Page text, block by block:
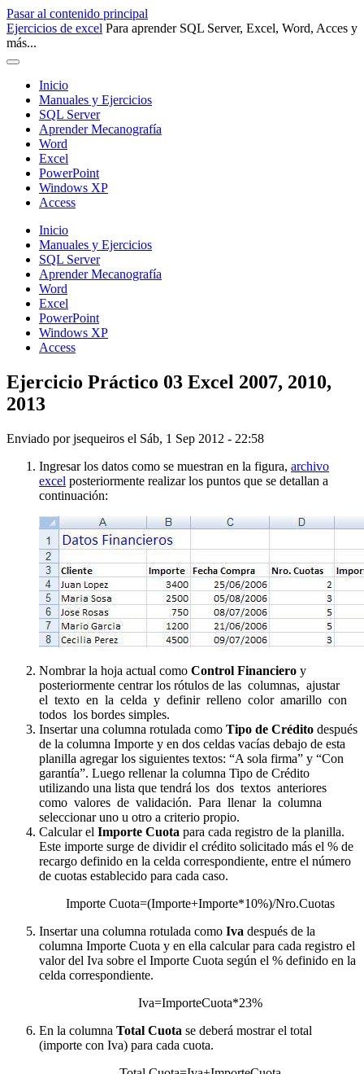
Pasar al contenido principal
Ejercicios de excel Para aprender SQL Server, Excel, Word, Acces y
más...
Inicio
Manuales y Ejercicios
SQL Server
Aprender Mecanografía
Word
Excel
PowerPoint
Windows XP
Access
Inicio
Manuales y Ejercicios
SQL Server
Aprender Mecanografía
Word
Excel
PowerPoint
Windows XP
Access
Ejercicio Práctico 03 Excel 2007, 2010,
2013
Enviado porjsequeiros el Sáb, 1 Sep 2012 - 22:58
Ingresar los datos como se muestran en la figura, archivo
excel posteriormente realizar los puntos que se detallan a
continuación:
Nombrar la hoja actual como Control Financiero y
posteriormente centrar los rótulos de las columnas, ajustar
el texto en la celda y definir relleno color amarillo con
todos los bordes simples.
Insertar una columna rotulada como Tipo de Crédito después
de la columna Importe y en dos celdas vacías debajo de esta
planilla agregar los siguientes textos: “A sola firma” y “Con
garantía”. Luego rellenar la columna Tipo de Crédito
utilizando una lista que tendrá los dos textos anteriores
como valores de validación. Para llenar la columna
seleccionar uno u otro a criterio propio.
Calcular el Importe Cuota para cada registro de la planilla.
Este importe surge de dividir el crédito solicitado más el % de
recargo definido en la celda correspondiente, entre el número
de cuotas establecido para cada caso.
Importe Cuota=(Importe+Importe*10%)/Nro.Cuotas
Insertar una columna rotulada como Iva después de la
columna Importe Cuota y en ella calcular para cada registro el
valor del Iva sobre el Importe Cuota según el % definido en la
celda correspondiente.
Iva=ImporteCuota*23%
En la columna Total Cuota se deberá mostrar el total
(importe con Iva) para cada cuota.